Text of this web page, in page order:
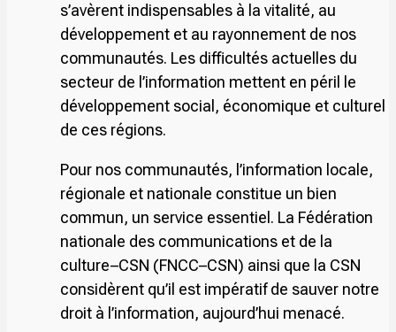
s’avèrent indispensables à la vitalité, au
développement et au rayonnement de nos
communautés. Les difficultés actuelles du
secteur de l’information mettent en péril le
développement social, économique et culturel
de ces régions.
Pour nos communautés, l’information locale,
régionale et nationale constitue un bien
commun, un service essentiel. La Fédération
nationale des communications et de la
culture–CSN (FNCC–CSN) ainsi que la CSN
considèrent qu’il est impératif de sauver notre
droit à l’information, aujourd’hui menacé.